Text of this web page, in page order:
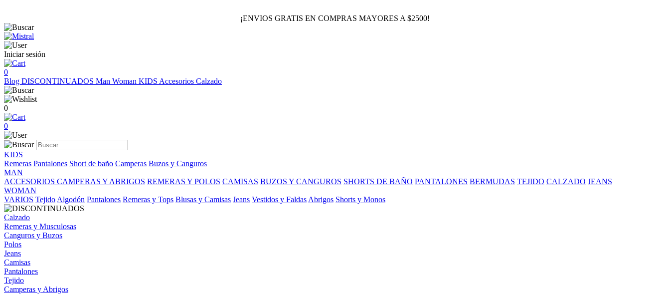
¡ENVIOS GRATIS EN COMPRAS MAYORES A $2500!
Iniciar sesión
0
Blog DISCONTINUADOS Man Woman KIDS Accesorios Calzado
0
0
KIDS
Remeras Pantalones Short de baño Camperas Buzos y Canguros
MAN
ACCESORIOS CAMPERAS Y ABRIGOS REMERAS Y POLOS CAMISAS BUZOS Y CANGUROS SHORTS DE BAÑO PANTALONES BERMUDAS TEJIDO CALZADO JEANS
WOMAN
VARIOS Tejido Algodón Pantalones Remeras y Tops Blusas y Camisas Jeans Vestidos y Faldas Abrigos Shorts y Monos
Calzado
Remeras y Musculosas
Canguros y Buzos
Polos
Jeans
Camisas
Pantalones
Tejido
Camperas y Abrigos